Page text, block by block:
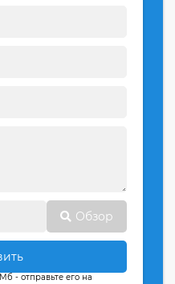
Обзор
- отправьте его на